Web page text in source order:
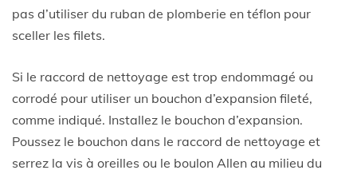
pas d’utiliser du ruban de plomberie en téflon pour
sceller les filets.
Si le raccord de nettoyage est trop endommagé ou
corrodé pour utiliser un bouchon d’expansion fileté,
comme indiqué. Installez le bouchon d’expansion.
Poussez le bouchon dans le raccord de nettoyage et
serrez la vis à oreilles ou le boulon Allen au milieu du